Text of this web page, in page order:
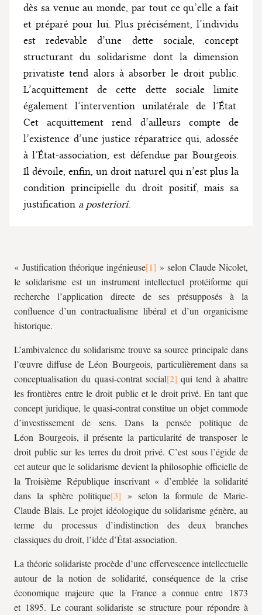
dès sa venue au monde, par tout ce qu’elle a fait
et préparé pour lui. Plus précisément, l’individu
est redevable d’une dette sociale, concept
structurant du solidarisme dont la dimension
privatiste tend alors à absorber le droit public.
L’acquittement de cette dette sociale limite
également l’intervention unilatérale de l’État.
Cet acquittement rend d’ailleurs compte de
l’existence d’une justice réparatrice qui, adossée
à l’État-association, est défendue par Bourgeois.
Il dévoile, enfin, un droit naturel qui n’est plus la
condition principielle du droit positif, mais sa
justification a posteriori.
« Justification théorique ingénieuse
» selon Claude Nicolet,
le solidarisme est un instrument intellectuel protéiforme qui
recherche l’application directe de ses présupposés à la
confluence d’un contractualisme libéral et d’un organicisme
historique.
L’ambivalence du solidarisme trouve sa source principale dans
l’œuvre diffuse de Léon Bourgeois, particulièrement dans sa
conceptualisation du quasi-contrat social
qui tend à abattre
les frontières entre le droit public et le droit privé. En tant que
concept juridique, le quasi-contrat constitue un objet commode
d’investissement de sens. Dans la pensée politique de
Léon Bourgeois, il présente la particularité de transposer le
droit public sur les terres du droit privé. C’est sous l’égide de
cet auteur que le solidarisme devient la philosophie officielle de
la Troisième République inscrivant « d’emblée la solidarité
dans la sphère politique
» selon la formule de Marie-
Claude Blais. Le projet idéologique du solidarisme génère, au
terme du processus d’indistinction des deux branches
classiques du droit, l’idée d’État-association.
La théorie solidariste procède d’une effervescence intellectuelle
autour de la notion de solidarité, conséquence de la crise
économique majeure que la France a connue entre 1873
et 1895. Le courant solidariste se structure pour répondre à